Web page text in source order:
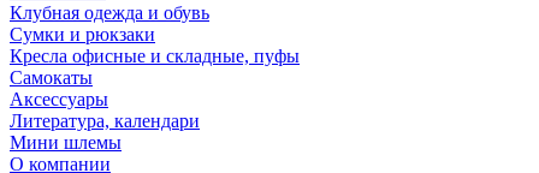
Клубная одежда и обувь
Сумки и рюкзаки
Кресла офисные и складные, пуфы
Самокаты
Аксессуары
Литература, календари
Мини шлемы
О компании